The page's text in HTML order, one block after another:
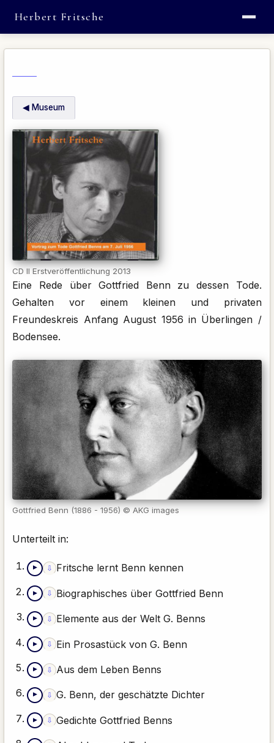
Herbert Fritsche
◀ Museum
Eine Rede über Gottfried Benn zu dessen Tode.
Gehalten vor einem kleinen und privaten
Freundeskreis Anfang August 1956 in Überlingen /
Bodensee.
Gottfried Benn (1886 - 1956) © AKG images
Unterteilt in:
▶ ⇩ Fritsche lernt Benn kennen
Inhaltsangabe (Text-Alternative)
▶ ⇩ Biographisches über Gottfried Benn
Inhaltsangabe (Text-Alternative)
▶ ⇩ Elemente aus der Welt G. Benns
Inhaltsangabe (Text-Alternative)
▶ ⇩ Ein Prosastück von G. Benn
Inhaltsangabe (Text-Alternative)
▶ ⇩ Aus dem Leben Benns
Inhaltsangabe (Text-Alternative)
▶ ⇩ G. Benn, der geschätzte Dichter
Inhaltsangabe (Text-Alternative)
▶ ⇩ Gedichte Gottfried Benns
Inhaltsangabe (Text-Alternative) — noch nicht geprüft
CD II Erstveröffentlichung 2013